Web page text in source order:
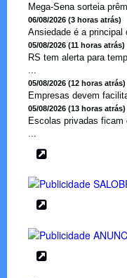
Mega-Sena sorteia
06/08/2026 (3 horas atrás)
Ansiedade é a principal
05/08/2026 (11 horas atrás)
RS tem alerta para
05/08/2026 (12 horas atrás)
Empresas devem
05/08/2026 (13 horas atrás)
Escolas privadas ficam